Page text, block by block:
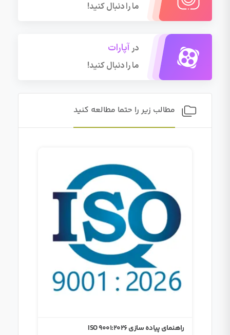
ما را دنبال کنید!
درآپارات
ما را دنبال کنید!
مطالب زیر را حتما مطالعه کنید
راهنمای پیاده سازی ISO 9001:2026